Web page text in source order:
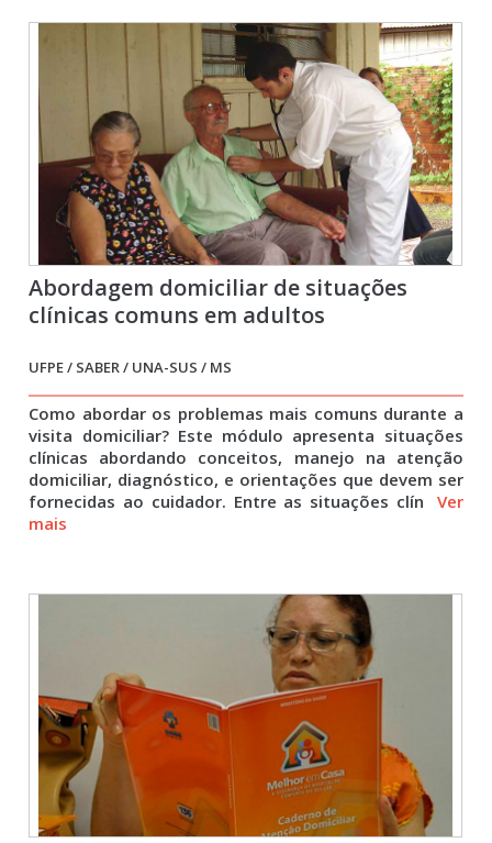
Abordagem domiciliar de situações
clínicas comuns em adultos
UFPE / SABER / UNA-SUS / MS
Como abordar os problemas mais comuns durante a
visita domiciliar? Este módulo apresenta situações
clínicas abordando conceitos, manejo na atenção
domiciliar, diagnóstico, e orientações que devem ser
fornecidas ao cuidador. Entre as situações clín
Ver
mais